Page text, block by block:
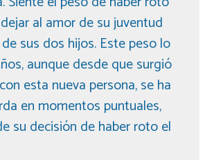
al amor de su juventud
sus dos hijos. Este peso lo
aunque desde que surgió
esta nueva persona, se ha
en momentos puntuales,
su decisión de haber roto el